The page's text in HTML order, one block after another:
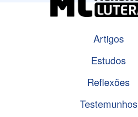
Artigos
Estudos
Reflexões
Testemunhos